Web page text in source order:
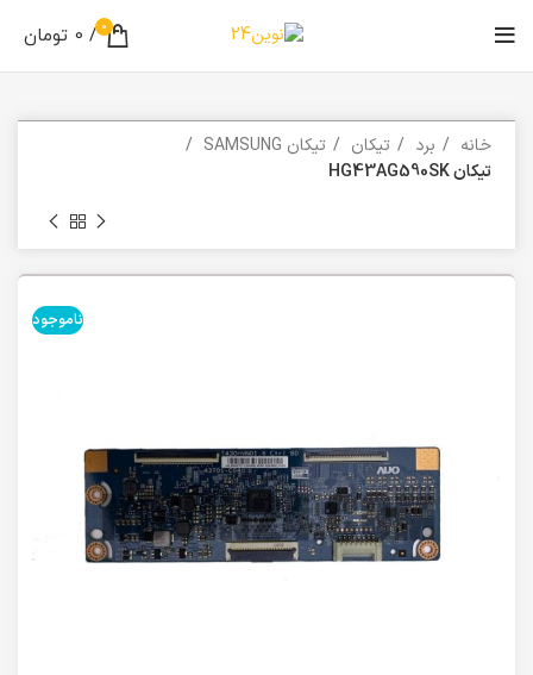
0
/ تومان 0
خانه برد تیکان
تیکان SAMSUNG
تیکان HG43AG590SK
ناموجود